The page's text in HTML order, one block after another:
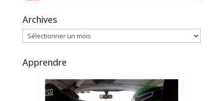
Archives
Archives
Apprendre